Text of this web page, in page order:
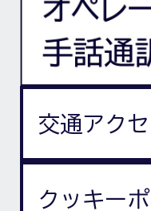
交通アク
クッキー